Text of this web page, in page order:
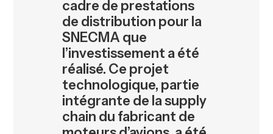
cadre de prestations
de distribution pour la
SNECMA que
l’investissement a été
réalisé. Ce projet
technologique, partie
intégrante de la supply
chain du fabricant de